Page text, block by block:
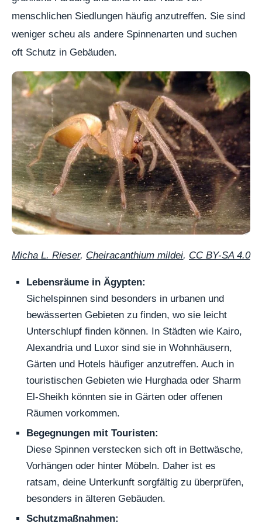
menschlichen Siedlungen häufig anzutreffen. Sie sind
weniger scheu als andere Spinnenarten und suchen
oft Schutz in Gebäuden.
Micha L. Rieser, Cheiracanthium mildei, CC BY-SA 4.0
Lebensräume in Ägypten:
Sichelspinnen sind besonders in urbanen und
bewässerten Gebieten zu finden, wo sie leicht
Unterschlupf finden können. In Städten wie Kairo,
Alexandria und Luxor sind sie in Wohnhäusern,
Gärten und Hotels häufiger anzutreffen. Auch in
touristischen Gebieten wie Hurghada oder Sharm
El-Sheikh könnten sie in Gärten oder offenen
Räumen vorkommen.
Begegnungen mit Touristen:
Diese Spinnen verstecken sich oft in Bettwäsche,
Vorhängen oder hinter Möbeln. Daher ist es
ratsam, deine Unterkunft sorgfältig zu überprüfen,
besonders in älteren Gebäuden.
Schutzmaßnahmen: